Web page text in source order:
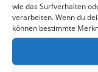
wie das Surfverhalten
verarbeiten. Wenn du
können bestimmte